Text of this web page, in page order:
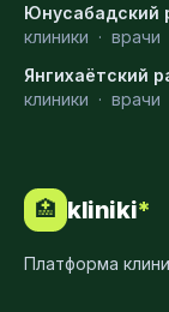
Юнусабадский
клиники · врачи
Янгихаётский
клиники · врачи
🏥 kliniki*
Платформа